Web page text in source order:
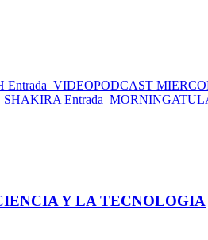
Entrada VIDEOPODCAST
SHAKIRA Entrada
Y LA TECNOLOGIA